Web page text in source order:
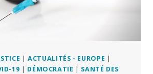
|ACTUALITÉS - EUROPE |
19 | DÉMOCRATIE | SANTÉ DES